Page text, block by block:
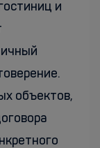
и
объектов,